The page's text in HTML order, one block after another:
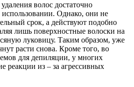
волос достаточно
Однако, они не
срок, а действуют подобно
лишь поверхностные волоски на
луковицу. Таким образом, уже
расти снова. Кроме того, во
для депиляции, у многих
реакции из – за агрессивных